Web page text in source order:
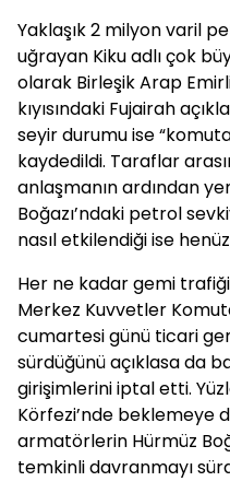
Yaklaşık 2 milyon varil
uğrayan Kiku adlı çok
olarak Birleşik Arap
kıyısındaki Fujairah
seyir durumu ise
kaydedildi. Taraflar
anlaşmanın ardından
Boğazı’ndaki petrol
nasıl etkilendiği ise
Her ne kadar gemi
Merkez Kuvvetler
cumartesi günü ticari
sürdüğünü açıklasa da
girişimlerini iptal etti.
Körfezi’nde beklemeye
armatörlerin Hürmüz
temkinli davranmayı